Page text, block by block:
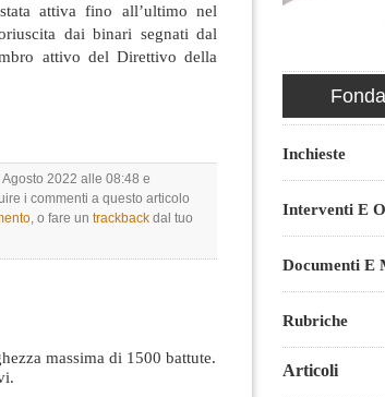
attiva fino all’ultimo nel
dai binari segnati dal
attivo del Direttivo della
2022 alle 08:48 e
i commenti a questo articolo
, o fare un trackback dal tuo
massima di 1500 battute.
Inchieste
Interventi E
Documenti E
Rubriche
Articoli